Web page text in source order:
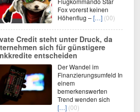
Fox vorerst keinen
Höhenflug –[…] (00)
Credit steht unter Druck, da
sich für günstigere
entscheiden
Der Wandel im
Finanzierungsumfeld In
einem
bemerkenswerten
Trend wenden sich
[…] (00)